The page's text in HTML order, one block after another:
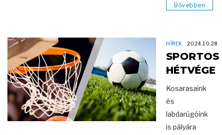
Bővebben
HÍREK 2024.10.28
SPORTOS
HÉTVÉGE
Kosarasaink
és
labdarúgóink
is pályára